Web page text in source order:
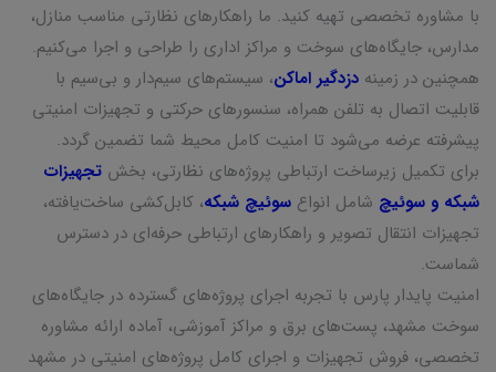
با مشاوره تخصصی تهیه کنید. ما راهکارهای نظارتی مناسب منازل،
مدارس، جایگاه‌های سوخت و مراکز اداری را طراحی و اجرا می‌کنیم.
همچنین در زمینه دزدگیر اماکن، سیستم‌های سیم‌دار و بی‌سیم با
قابلیت اتصال به تلفن همراه، سنسورهای حرکتی و تجهیزات امنیتی
پیشرفته عرضه می‌شود تا امنیت کامل محیط شما تضمین گردد.
برای تکمیل زیرساخت ارتباطی پروژه‌های نظارتی، بخش تجهیزات
شبکه و سوئیچ شامل انواع سوئیچ شبکه، کابل‌کشی ساخت‌یافته،
تجهیزات انتقال تصویر و راهکارهای ارتباطی حرفه‌ای در دسترس
شماست.
امنیت پایدار پارس با تجربه اجرای پروژه‌های گسترده در جایگاه‌های
سوخت مشهد، پست‌های برق و مراکز آموزشی، آماده ارائه مشاوره
تخصصی، فروش تجهیزات و اجرای کامل پروژه‌های امنیتی در مشهد